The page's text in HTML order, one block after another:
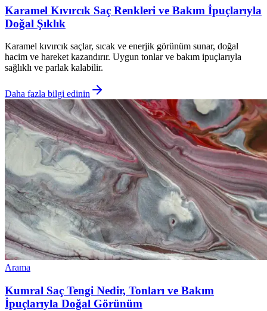
Karamel Kıvırcık Saç Renkleri ve Bakım İpuçlarıyla
Doğal Şıklık
Karamel kıvırcık saçlar, sıcak ve enerjik görünüm sunar, doğal
hacim ve hareket kazandırır. Uygun tonlar ve bakım ipuçlarıyla
sağlıklı ve parlak kalabilir.
Daha fazla bilgi edinin
Arama
Kumral Saç Tengi Nedir, Tonları ve Bakım
İpuçlarıyla Doğal Görünüm